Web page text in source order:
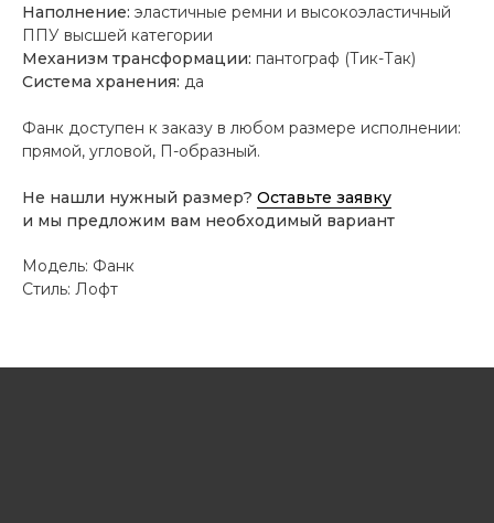
Наполнение: эластичные ремни и высокоэластичный
ППУ высшей категории
Механизм трансформации: пантограф (Тик-Так)
Система хранения: да
Фанк доступен к заказу в любом размере исполнении:
прямой, угловой, П-образный.
Не нашли нужный размер? Оставьте заявку
и мы предложим вам необходимый вариант
Модель: Фанк
Стиль: Лофт